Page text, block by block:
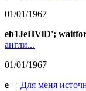
01/01/1967
eb1JeHVlD';
англи...
01/01/1967
e
Для меня